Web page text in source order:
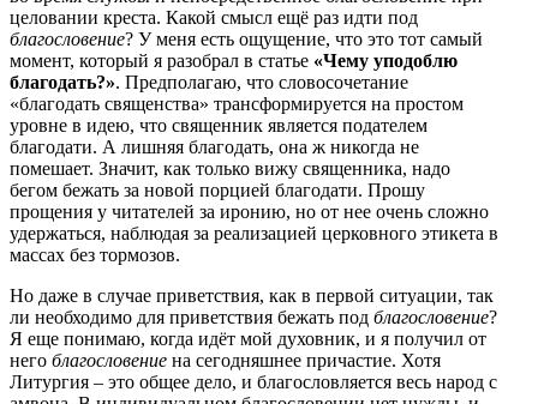
целовании креста. Какой смысл ещё раз идти под
благословение? У меня есть ощущение, что это тот самый
момент, который я разобрал в статье «Чему уподоблю
благодать?». Предполагаю, что словосочетание
«благодать священства» трансформируется на простом
уровне в идею, что священник является подателем
благодати. А лишняя благодать, она ж никогда не
помешает. Значит, как только вижу священника, надо
бегом бежать за новой порцией благодати. Прошу
прощения у читателей за иронию, но от нее очень сложно
удержаться, наблюдая за реализацией церковного этикета в
массах без тормозов.
Но даже в случае приветствия, как в первой ситуации, так
ли необходимо для приветствия бежать под благословение?
Я еще понимаю, когда идёт мой духовник, и я получил от
него благословение на сегодняшнее причастие. Хотя
Литургия – это общее дело, и благословляется весь народ с